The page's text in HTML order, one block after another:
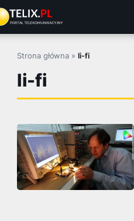
Strona główna »li-fi
li-fi